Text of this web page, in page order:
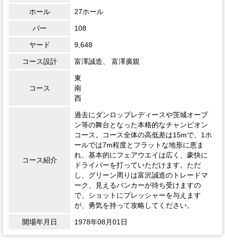
ホール 27ホール
パー 108
ヤード 9,648
コース設計 富澤誠造、 富澤廣親
コース
東
南
西
コース紹介
過去にダンロップレディースや茨城オープ
ン等の舞台となった本格的なチャンピオン
コース。コース全体の高低差は15mで、1ホ
ールでは7m程度とフラットな地形に恵ま
れ、基本的にフェアウエイは広く、豪快に
ドライバーを打っていただけます。ただ
し、グリーン周りは富沢誠造のトレードマ
ーク、見えるバンカーが待ち受けますの
で、ショットにプレッシャーを与えます
が、勇気を持って攻略してください。
開場年月日 1978年08月01日